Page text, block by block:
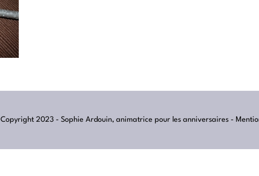
Copyright 2023 - Sophie Ardouin, animatrice pour les anniversaires -